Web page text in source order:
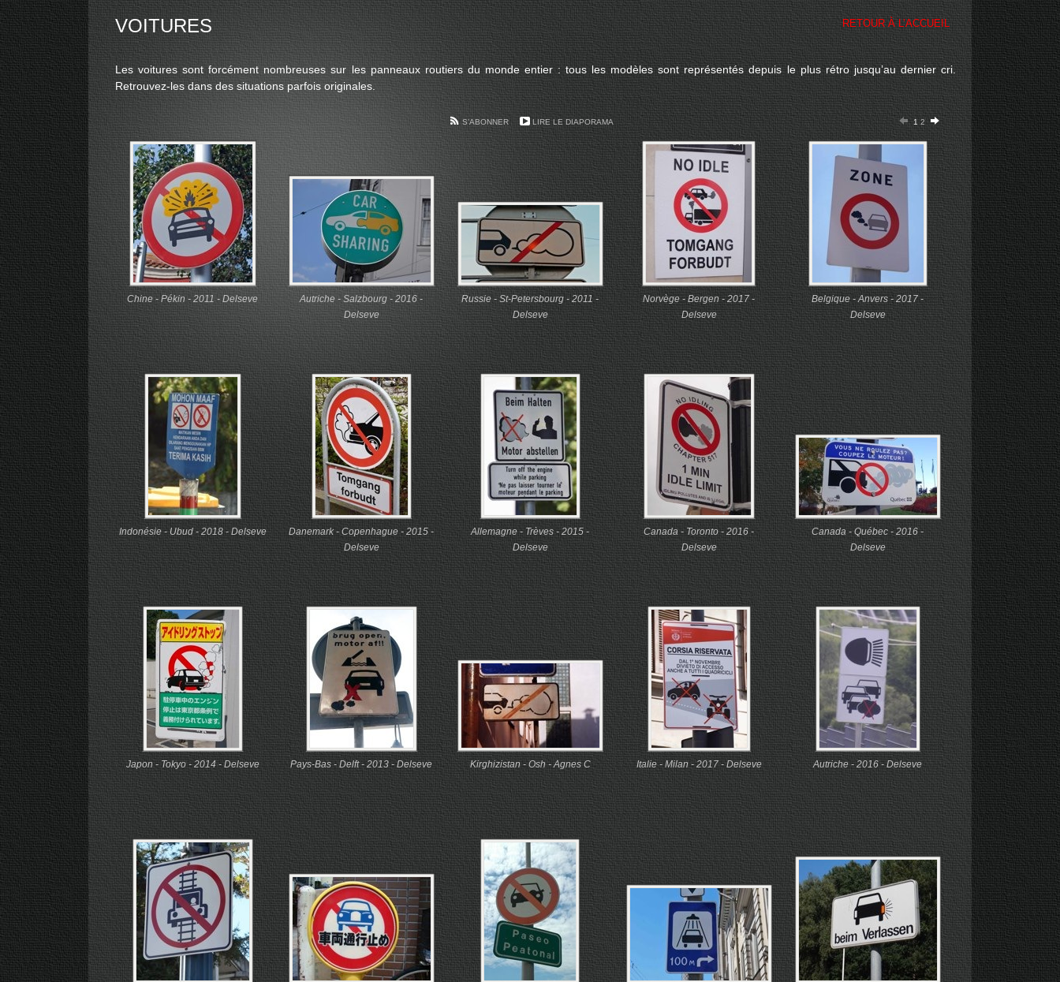
VOITURES RETOUR À L’ACCUEIL
Les voitures sont forcément nombreuses sur les panneaux routiers du monde entier : tous les modèles sont représentés depuis le plus rétro jusqu’au dernier cri.
Retrouvez-les dans des situations parfois originales.
Chine - Pékin - 2011 - Delseve
Autriche - Salzbourg - 2016 -
Delseve
Russie - St-Petersbourg - 2011 -
Delseve
Norvège - Bergen - 2017 -
Delseve
Belgique - Anvers - 2017 -
Delseve
Indonésie - Ubud - 2018 - Delseve
Danemark - Copenhague - 2015 -
Delseve
Allemagne - Trèves - 2015 -
Delseve
Canada - Toronto - 2016 -
Delseve
Canada - Québec - 2016 -
Delseve
Japon - Tokyo - 2014 - Delseve Pays-Bas - Delft - 2013 - Delseve Kirghizistan - Osh - Agnes C Italie - Milan - 2017 - Delseve Autriche - 2016 - Delseve
1 2
S’ABONNER LIRE LE DIAPORAMA